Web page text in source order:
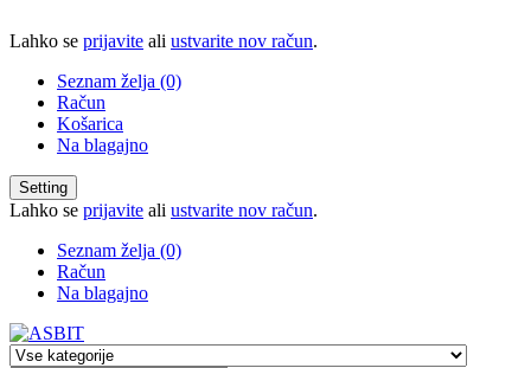
Lahko se prijavite ali ustvarite nov račun.
Seznam želja (0)
Račun
Košarica
Na blagajno
Setting
Lahko se prijavite ali ustvarite nov račun.
Seznam želja (0)
Račun
Na blagajno